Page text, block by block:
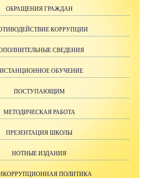
ОБРАЩЕНИЯ ГРАЖДАН
КОРРУПЦИИ
СВЕДЕНИЯ
ОБУЧЕНИЕ
ПОСТУПАЮЩИМ
МЕТОДИЧЕСКАЯ РАБОТА
ПРЕЗЕНТАЦИЯ ШКОЛЫ
НОТНЫЕ ИЗДАНИЯ
ПОЛИТИКА